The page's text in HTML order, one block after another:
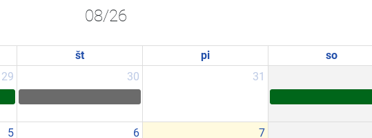
08/26
št pi so
29 30 31
5 6 7